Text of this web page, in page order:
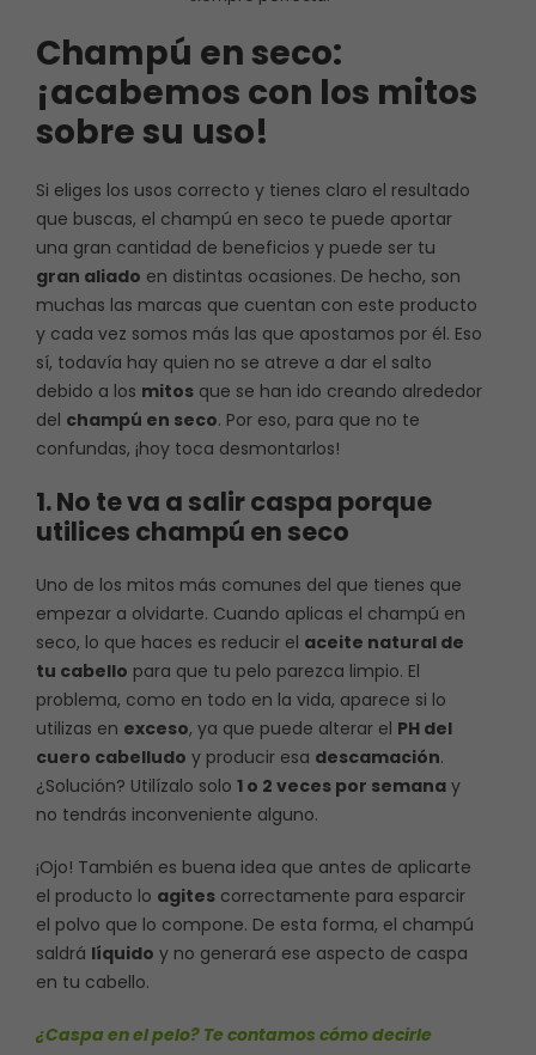
Champú en seco:
¡acabemos con los mitos
sobre su uso!
Si eliges los usos correcto y tienes claro el resultado
que buscas, el champú en seco te puede aportar
una gran cantidad de beneficios y puede ser tu
gran aliado en distintas ocasiones. De hecho, son
muchas las marcas que cuentan con este producto
y cada vez somos más las que apostamos por él. Eso
sí, todavía hay quien no se atreve a dar el salto
debido a los mitos que se han ido creando alrededor
del champú en seco. Por eso, para que no te
confundas, ¡hoy toca desmontarlos!
1. No te va a salir caspa porque
utilices champú en seco
Uno de los mitos más comunes del que tienes que
empezar a olvidarte. Cuando aplicas el champú en
seco, lo que haces es reducir el aceite natural de
tu cabello para que tu pelo parezca limpio. El
problema, como en todo en la vida, aparece si lo
utilizas en exceso, ya que puede alterar el PH del
cuero cabelludo y producir esa descamación.
¿Solución? Utilízalo solo 1 o 2 veces por semana y
no tendrás inconveniente alguno.
¡Ojo! También es buena idea que antes de aplicarte
el producto lo agites correctamente para esparcir
el polvo que lo compone. De esta forma, el champú
saldrá líquido y no generará ese aspecto de caspa
en tu cabello.
¿Caspa en el pelo? Te contamos cómo decirle